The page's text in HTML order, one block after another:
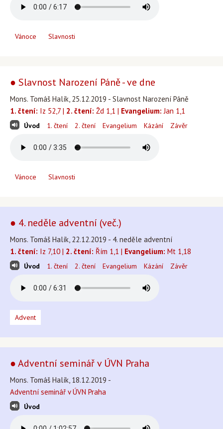
Vánoce Slavnosti
● Slavnost Narození Páně - ve dne
Mons. Tomáš Halík, 25.12.2019 - Slavnost Narození Páně
1. čtení: Iz 52,7 | 2. čtení: Žd 1,1 | Evangelium: Jan 1,1
Úvod 1. čtení 2. čtení Evangelium Kázání Závěr
Vánoce Slavnosti
● 4. neděle adventní (več.)
Mons. Tomáš Halík, 22.12.2019 - 4. neděle adventní
1. čtení: Iz 7,10 | 2. čtení: Řím 1,1 | Evangelium: Mt 1,18
Úvod 1. čtení 2. čtení Evangelium Kázání Závěr
Advent
● Adventní seminář v ÚVN Praha
Mons. Tomáš Halík, 18.12.2019 -
Adventní seminář v ÚVN Praha
Úvod